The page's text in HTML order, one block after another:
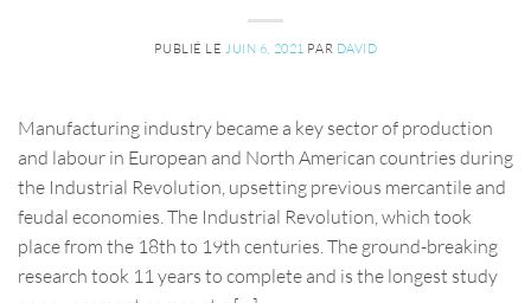
PUBLIÉ LE JUIN 6, 2021 PAR DAVID
Manufacturing industry became a key sector of production
and labour in European and North American countries during
the Industrial Revolution, upsetting previous mercantile and
feudal economies. The Industrial Revolution, which took
place from the 18th to 19th centuries. The ground-breaking
research took 11 years to complete and is the longest study